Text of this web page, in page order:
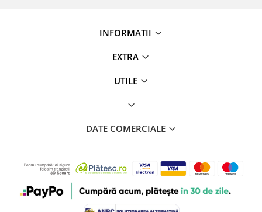
INFORMATII
EXTRA
UTILE
DATE COMERCIALE